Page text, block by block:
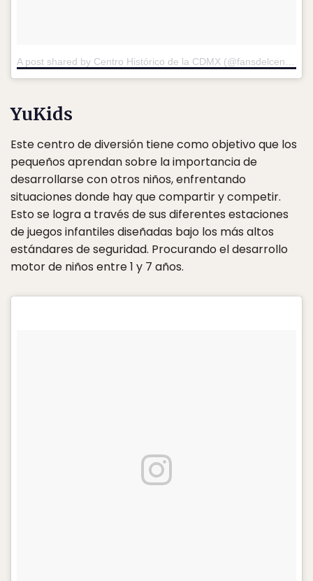
YuKids
Este centro de diversión tiene como objetivo que los
pequeños aprendan sobre la importancia de
desarrollarse con otros niños, enfrentando
situaciones donde hay que compartir y competir.
Esto se logra a través de sus diferentes estaciones
de juegos infantiles diseñadas bajo los más altos
estándares de seguridad. Procurando el desarrollo
motor de niños entre 1 y 7 años.